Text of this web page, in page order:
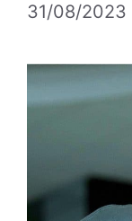
31/08/2023